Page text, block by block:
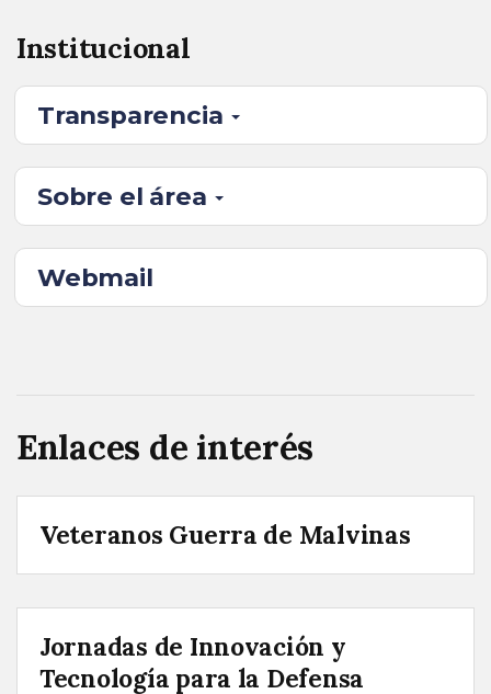
Institucional
Transparencia
Sobre el área
Webmail
Enlaces de interés
Veteranos Guerra de Malvinas
Jornadas de Innovación y
Tecnología para la Defensa